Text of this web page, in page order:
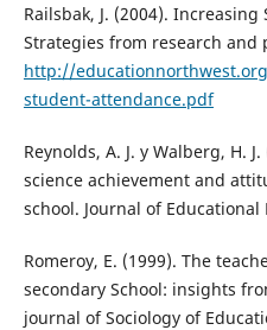
Railsbak, J. (2004).
Strategies from research and
http://
student-attendance.pdf
Reynolds, A. J. y Walberg, H.
science achievement and
school. Journal of Educational
Romeroy, E. (1999). The
secondary School: insights
journal of Sociology of